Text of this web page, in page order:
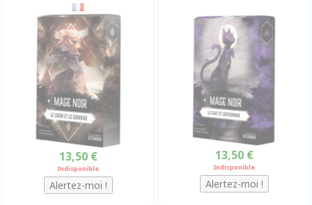
13,50 €
Indisponible
13,50 €
Indisponible